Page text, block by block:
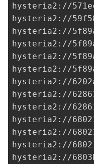
hysteria2://
hysteria2://
hysteria2://
hysteria2://
hysteria2://
hysteria2://
hysteria2://
hysteria2://
hysteria2://
hysteria2://
hysteria2://
hysteria2://
hysteria2://